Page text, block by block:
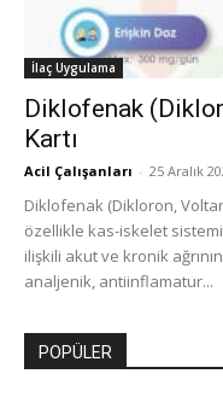
İlaç Uygulama
Diklofenak
Kartı
Acil Çalışanları - 25 Aralık
Diklofenak (Dikloron,
özellikle kas-iskelet
ilişkili akut ve kronik
analjenik, antiinflamatur...
POPÜLER